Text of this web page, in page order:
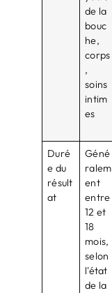
de la
bouc
he,
corps
,
soins
intim
es
Duré
e du
résult
at
Géné
ralem
ent
entre
12 et
18
mois,
selon
l'état
de la